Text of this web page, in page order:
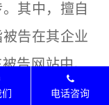
其中，擅自
告在其企业
告网站中、
；虚假宣传
电话咨询